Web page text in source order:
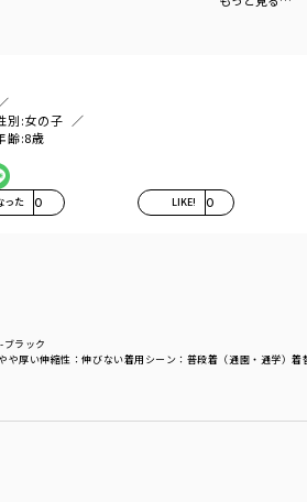
別:女の子
齢:8歳
った 0 LIKE! 0
や厚い伸縮性 ：伸びない着用シーン ：普段着（通園・通学）着
ラック
レーベルです
あり
やあり
ート１_ピンク